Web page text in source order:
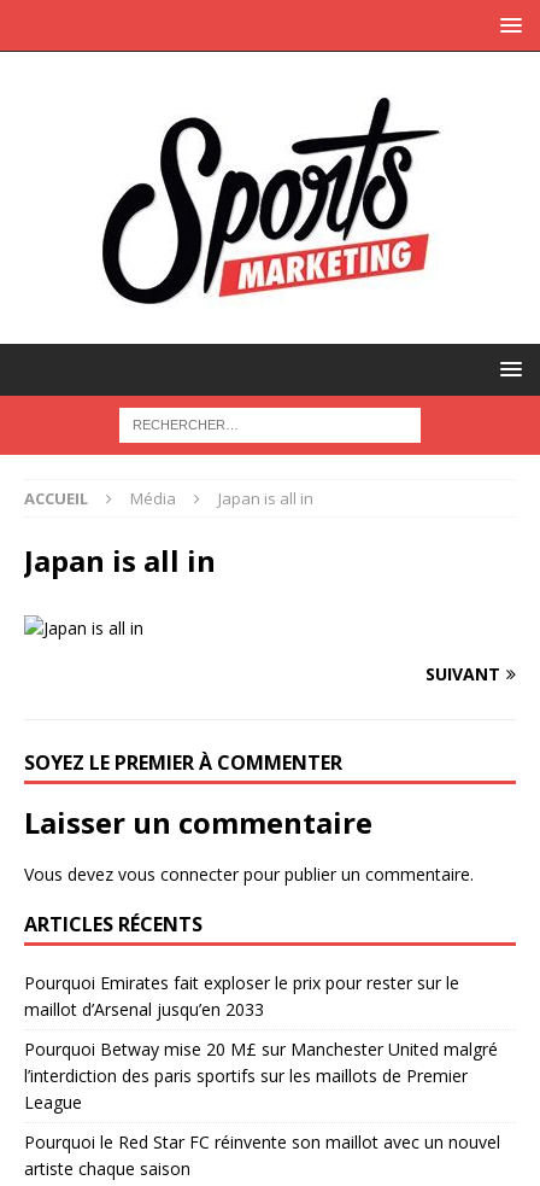
ACCUEIL Média Japan is all in
Japan is all in
SUIVANT
SOYEZ LE PREMIER À COMMENTER
Laisser un commentaire
Vous devez vous connecterpour publier un commentaire.
ARTICLES RÉCENTS
Pourquoi Emirates fait exploser le prix pour rester sur le
maillot d’Arsenal jusqu’en 2033
Pourquoi Betway mise 20 M£ sur Manchester United malgré
l’interdiction des paris sportifs sur les maillots de Premier
League
Pourquoi le Red Star FC réinvente son maillot avec un nouvel
artiste chaque saison